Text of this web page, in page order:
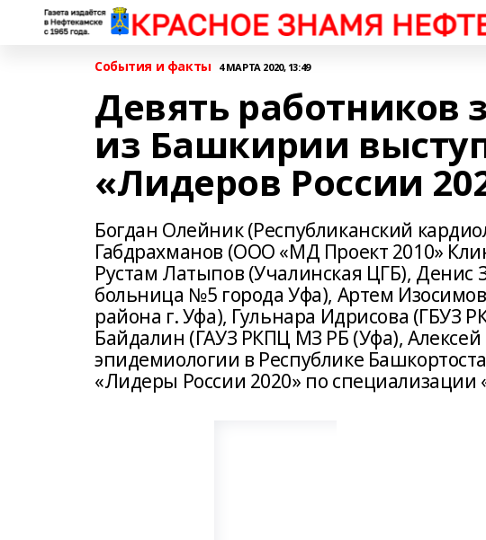
События и факты 4 МАРТА 2020, 13:49
Девять работников
из Башкирии
«Лидеров России
Богдан Олейник (Республиканский
Габдрахманов (ООО «МД Проект 2010»
Рустам Латыпов (Учалинская ЦГБ), Денис
больница №5 города Уфа), Артем
района г. Уфа), Гульнара Идрисова (ГБУЗ
Байдалин (ГАУЗ РКПЦ МЗ РБ (Уфа),
эпидемиологии в Республике
«Лидеры России 2020» по специализации